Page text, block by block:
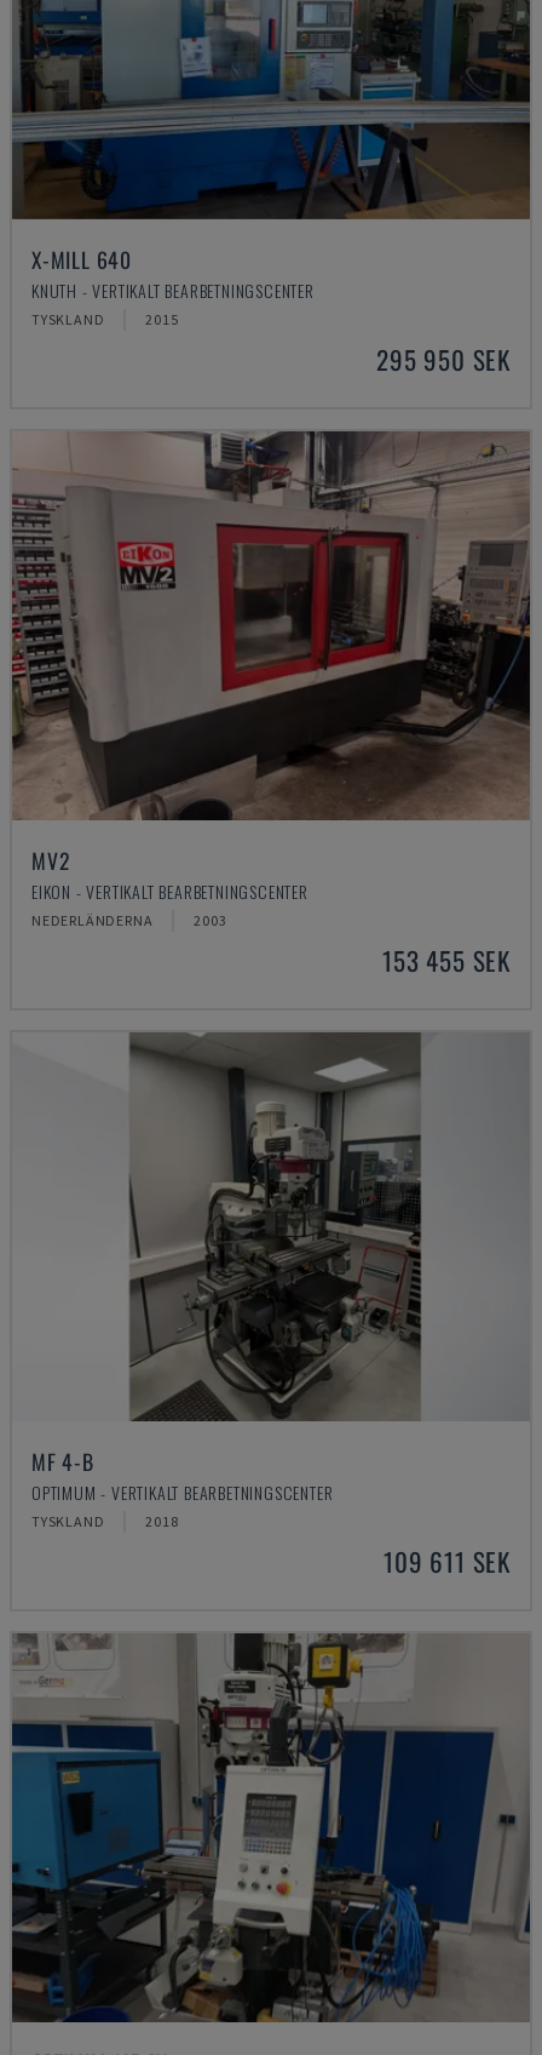
X-MILL 640
KNUTH - VERTIKALT BEARBETNINGSCENTER
TYSKLAND 2015
295 950 SEK
MV2
EIKON - VERTIKALT BEARBETNINGSCENTER
NEDERLÄNDERNA 2003
153 455 SEK
MF 4-B
OPTIMUM - VERTIKALT BEARBETNINGSCENTER
TYSKLAND 2018
109 611 SEK